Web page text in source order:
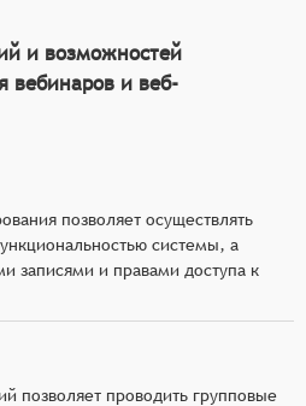
и возможностей
вебинаров и веб-
позволяет осуществлять
системы, а
записями и правами доступа к
позволяет проводить групповые